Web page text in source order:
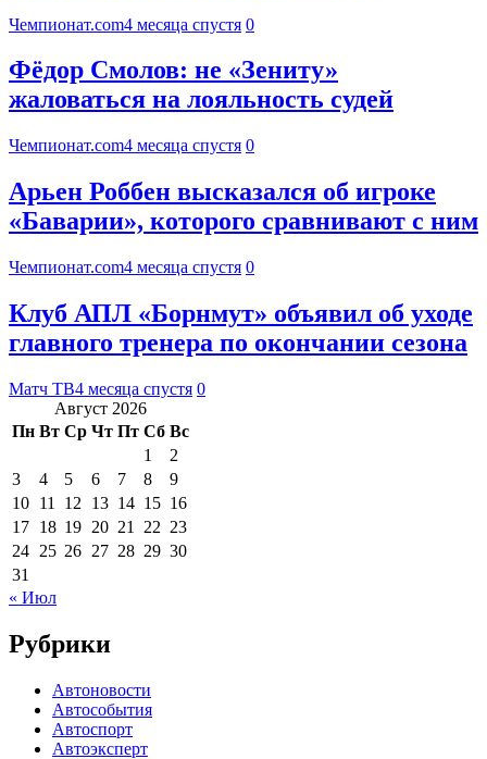
Чемпионат.com4 месяца спустя 0
Фёдор Смолов: не «Зениту»
жаловаться на лояльность судей
Чемпионат.com4 месяца спустя 0
Арьен Роббен высказался об игроке
«Баварии», которого сравнивают с ним
Чемпионат.com4 месяца спустя 0
Клуб АПЛ «Борнмут» объявил об уходе
главного тренера по окончании сезона
Матч ТВ4 месяца спустя 0
Август 2026
Пн Вт Ср Чт Пт Сб Вс
1
2
3
4 5 6 7 8
9
10 11 12 13 14 15 16
17 18 19 20 21 22 23
24 25 26 27 28 29 30
31
« Июл
Рубрики
Автоновости
Автособытия
Автоспорт
Автоэксперт